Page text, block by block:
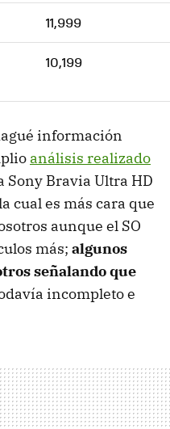
11,999
10,199
información
análisis realizado
Sony Bravia Ultra HD
cual es más cara que
aunque el SO
más; algunos
señalando que
incompleto e